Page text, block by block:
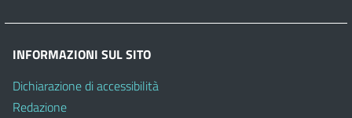
INFORMAZIONI SUL SITO
Dichiarazione di accessibilità
Redazione